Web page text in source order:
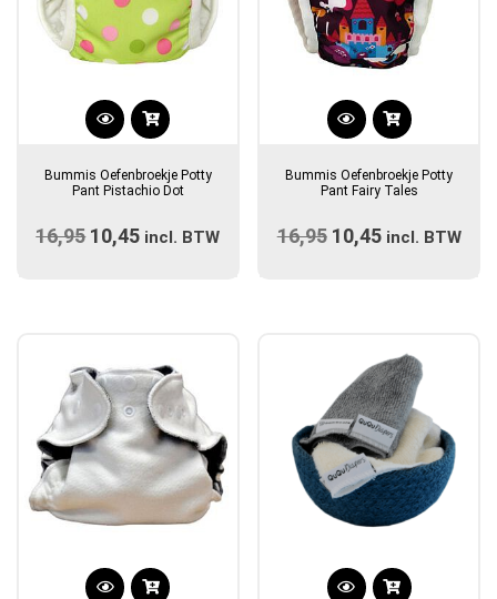
Dit
heeft
variaties.
worden
op
de
productpagina
Bummis Oefenbroekje Potty
Pant Pistachio Dot
16,95 Oorspronkelijke
10,45 Huidige
incl. BTW
Dit
heeft
variaties.
worden
op
de
productpagina
Bummis Oefenbroekje Potty
Pant Fairy Tales
16,95 Oorspronkelijke
10,45Huidige
incl. BTW